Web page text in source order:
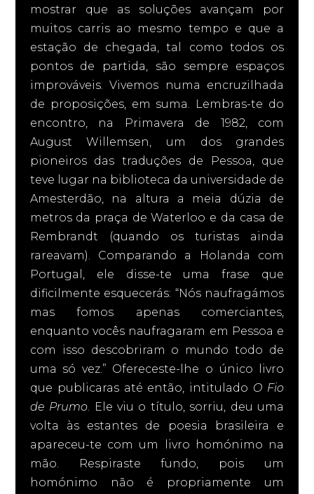
mostrar que as soluções avançam por
muitos carris ao mesmo tempo e que a
estação de chegada, tal como todos os
pontos de partida, são sempre espaços
improváveis. Vivemos numa encruzilhada
de proposições, em suma. Lembras-te do
encontro, na Primavera de 1982, com
August Willemsen, um dos grandes
pioneiros das traduções de Pessoa, que
teve lugar na biblioteca da universidade de
Amesterdão, na altura a meia dúzia de
metros da praça de Waterloo e da casa de
Rembrandt (quando os turistas ainda
rareavam). Comparando a Holanda com
Portugal, ele disse-te uma frase que
dificilmente esquecerás: “Nós naufragámos
mas fomos apenas comerciantes,
enquanto vocês naufragaram em Pessoa e
com isso descobriram o mundo todo de
uma só vez.” Ofereceste-lhe o único livro
que publicaras até então, intitulado O Fio
de Prumo. Ele viu o título, sorriu, deu uma
volta às estantes de poesia brasileira e
apareceu-te com um livro homónimo na
mão. Respiraste fundo, pois um
homónimo não é propriamente um